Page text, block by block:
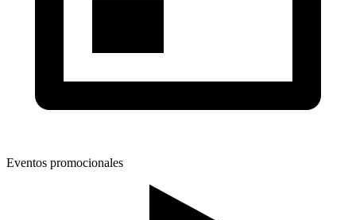
Eventos promocionales